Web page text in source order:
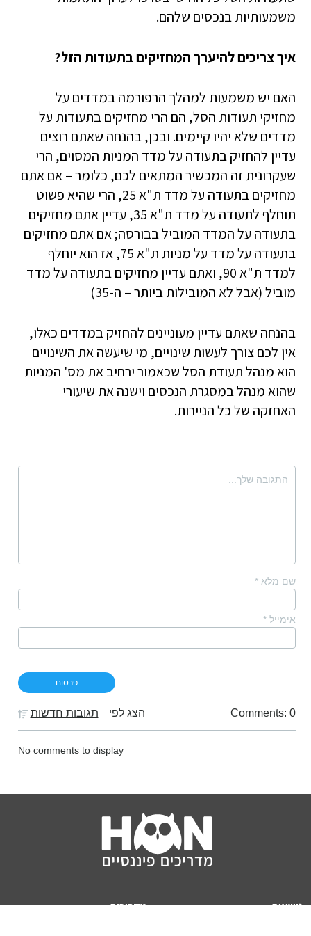
משמעותיות בנכסים שלהם.
איך צריכים להיערך המחזיקים בתעודות הזל?
האם יש משמעות למהלך הרפורמה במדדים על
מחזיקי תעודות הסל, הם הרי מחזיקים בתעודות על
מדדים שלא יהיו קיימים. ובכן, בהנחה שאתם רוצים
עדיין להחזיק בתעודה על מדד המניות המסוים, הרי
שעקרונית זה המכשיר המתאים לכם, כלומר – אם אתם
מחזיקים בתעודה על מדד ת"א 25, הרי שהיא פשוט
תוחלף לתעודה על מדד ת"א 35, עדיין אתם מחזיקים
בתעודה על המדד המוביל בבורסה; אם אתם מחזיקים
בתעודה על מדד על מניות ת"א 75, אז הוא יוחלף
למדד ת"א 90, ואתם עדיין מחזיקים בתעודה על מדד
מוביל (אבל לא המובילות ביותר – ה-35)
בהנחה שאתם עדיין מעוניינים להחזיק במדדים כאלו,
אין לכם צורך לעשות שינויים, מי שיעשה את השינויים
הוא מנהל תעודת הסל שכאמור ירחיב את מס' המניות
שהוא מנהל במסגרת הנכסים וישנה את שיעורי
האחזקה של כל הניירות.
שם מלא *
אימייל *
Comments: 0 הצג לפי תגובות חדשות
No comments to display
נושאים
מדריכים